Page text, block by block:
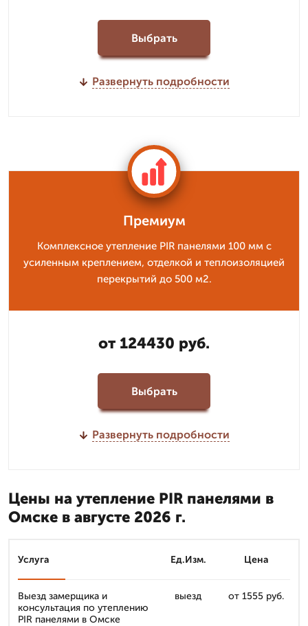
Выбрать
Развернуть подробности
Премиум
Комплексное утепление PIR панелями 100 мм с
усиленным креплением, отделкой и теплоизоляцией
перекрытий до 500 м2.
от 124430 руб.
Выбрать
Развернуть подробности
Цены на утепление PIR панелями в
Омске в августе 2026 г.
Услуга Ед.Изм. Цена
Выезд замерщика и
консультация по утеплению
PIR панелями в Омске
выезд от 1555 руб.